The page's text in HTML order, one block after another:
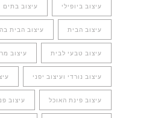
עיצוב ביופילי עיצוב בתים
עיצוב הבית עיצוב הבית
עיצוב טבעי לבית עיצוב
עיצוב נורדי ועיצוב יפני
עיצוב פינת האוכל עיצוב